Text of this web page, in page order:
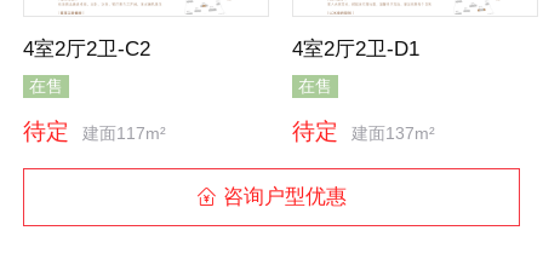
4室2厅2卫-C2
在售
待定 建面117m²
4室2厅2卫-D1
在售
待定 建面137m²
 咨询户型优惠